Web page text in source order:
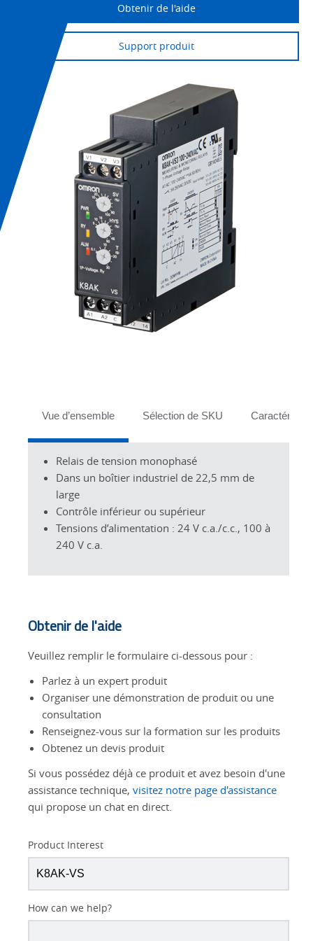
Obtenir de l'aide
Support produit
Vue d’ensemble Sélection de SKU
Relais de tension monophasé
Dans un boîtier industriel de 22,5 mm de
large
Contrôle inférieur ou supérieur
Tensions d’alimentation : 24 V c.a./c.c., 100 à
240 V c.a.
Obtenir de l'aide
Veuillez remplir le formulaire ci-dessous pour :
Parlez à un expert produit
Organiser une démonstration de produit ou une
consultation
Renseignez-vous sur la formation sur les produits
Obtenez un devis produit
Si vous possédez déjà ce produit et avez besoin d'une
assistance technique, visitez notre page d'assistance
qui propose un chat en direct.
Product Interest
How can we help?